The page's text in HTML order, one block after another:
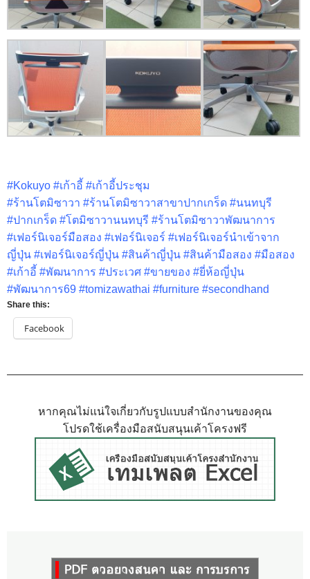
#Kokuyo #เก้าอี้ #เก้าอี้ประชุม
#ร้านโตมิซาวา #ร้านโตมิซาวาสาขาปากเกร็ด #นนทบุรี
#ปากเกร็ด #โตมิซาวานนทบุรี #ร้านโตมิซาวาพัฒนาการ
#เฟอร์นิเจอร์มือสอง #เฟอร์นิเจอร์ #เฟอร์นิเจอร์นำเข้าจาก
ญี่ปุ่น #เฟอร์นิเจอร์ญี่ปุ่น #สินค้าญี่ปุ่น #สินค้ามือสอง #มือสอง
#เก้าอี้ #พัฒนาการ #ประเวศ #ขายของ #ยี่ห้อญี่ปุ่น
#พัฒนาการ69 #tomizawathai #furniture #secondhand
Share this:
Facebook
หากคุณไม่แน่ใจเกี่ยวกับรูปแบบสำนักงานของคุณ
โปรดใช้เครื่องมือสนับสนุนเค้าโครงฟรี